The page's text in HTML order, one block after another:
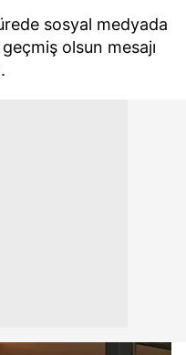
sosyal medyada
olsun mesajı